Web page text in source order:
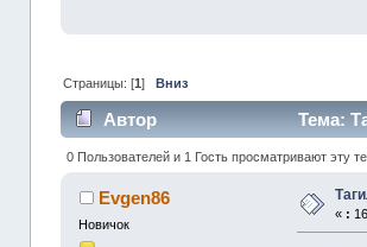
Страницы: [1] Вниз
Автор Тема:
0 Пользователей и 1 Гость просматривают эту
Evgen86
Новичок
« :